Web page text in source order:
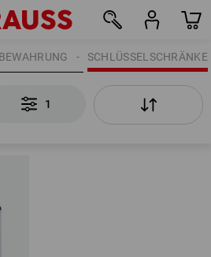
SCHLÜSSELSCHRÄNKE
1